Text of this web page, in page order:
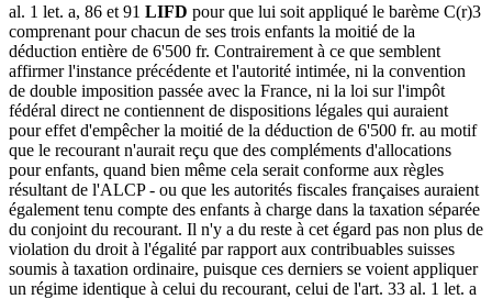
al. 1 let. a, 86 et 91 LIFD pour que lui soit appliqué le barème C(r)3
comprenant pour chacun de ses trois enfants la moitié de la
déduction entière de 6'500 fr. Contrairement à ce que semblent
affirmer l'instance précédente et l'autorité intimée, ni la convention
de double imposition passée avec la France, ni la loi sur l'impôt
fédéral direct ne contiennent de dispositions légales qui auraient
pour effet d'empêcher la moitié de la déduction de 6'500 fr. au motif
que le recourant n'aurait reçu que des compléments d'allocations
pour enfants, quand bien même cela serait conforme aux règles
résultant de l'ALCP - ou que les autorités fiscales françaises auraient
également tenu compte des enfants à charge dans la taxation séparée
du conjoint du recourant. Il n'y a du reste à cet égard pas non plus de
violation du droit à l'égalité par rapport aux contribuables suisses
soumis à taxation ordinaire, puisque ces derniers se voient appliquer
un régime identique à celui du recourant, celui de l'art. 33 al. 1 let. a